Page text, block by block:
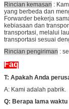
Rincian kemasan :
yang berbeda dan
Forwarder bekerja
kebiasaan dan
transportasi, melalui
transportasi sesuai
Rincian pengiriman :
Faq
T: Apakah Anda
A: Kami adalah pabrik.
Q: Berapa lama